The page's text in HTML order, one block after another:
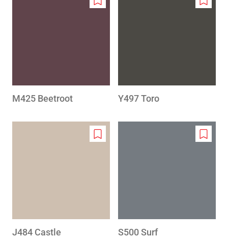
Add
M425 Beetroot
Add
Y497 Toro
Add
J484 Castle
Add
S500 Surf